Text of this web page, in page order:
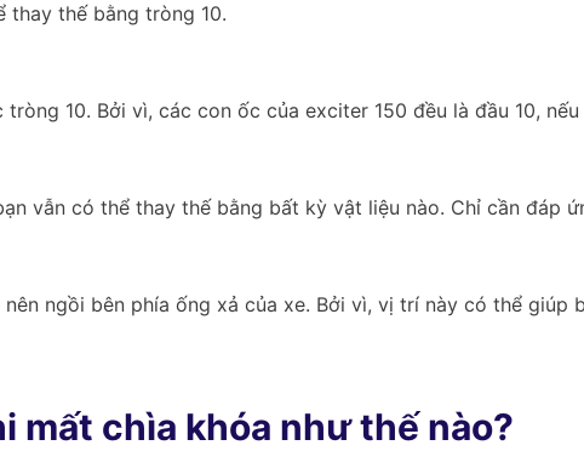
thay thế bằng tròng 10.
10. Bởi vì, các con ốc của exciter 150 đều là đầu 10,
vẫn có thể thay thế bằng bất kỳ vật liệu nào. Chỉ cần đáp
ngồi bên phía ống xả của xe. Bởi vì, vị trí này có thể giúp
mất chìa khóa như thế nào?